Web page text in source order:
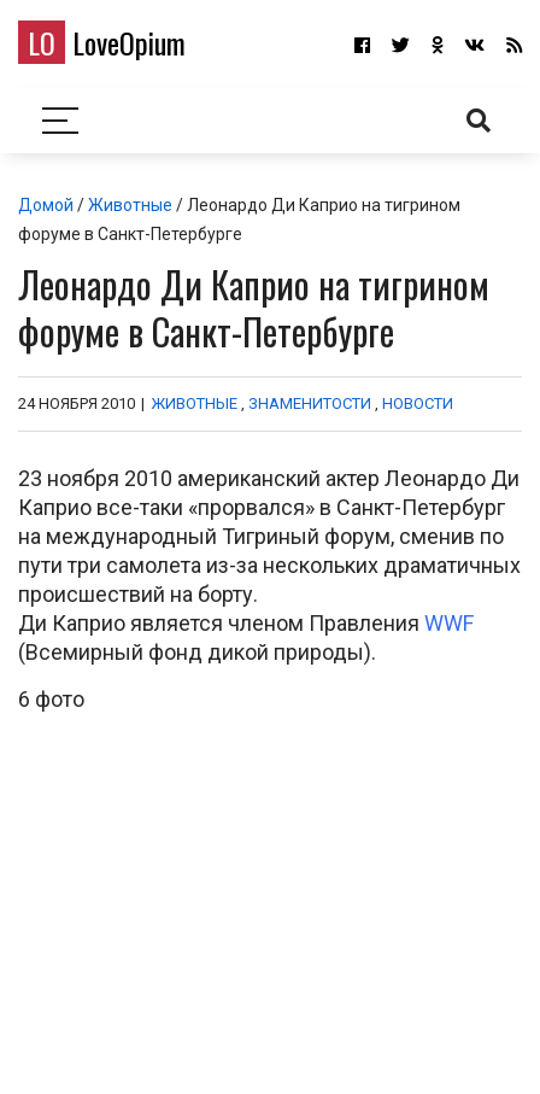
LO LoveOpium
Домой /Животные / Леонардо Ди Каприо на тигрином
форуме в Санкт-Петербурге
Леонардо Ди Каприо на тигрином
форуме в Санкт-Петербурге
24 НОЯБРЯ 2010 | ЖИВОТНЫЕ , ЗНАМЕНИТОСТИ , НОВОСТИ
23 ноября 2010 американский актер Леонардо Ди
Каприо все-таки «прорвался» в Санкт-Петербург
на международный Тигриный форум, сменив по
пути три самолета из-за нескольких драматичных
происшествий на борту.
Ди Каприо является членом Правления WWF
(Всемирный фонд дикой природы).
6 фото